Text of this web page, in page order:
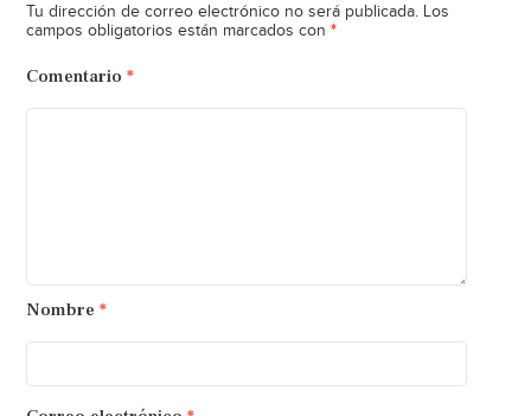
Tu dirección de correo electrónico no será publicada. Los
campos obligatorios están marcados con *
Comentario *
Nombre *